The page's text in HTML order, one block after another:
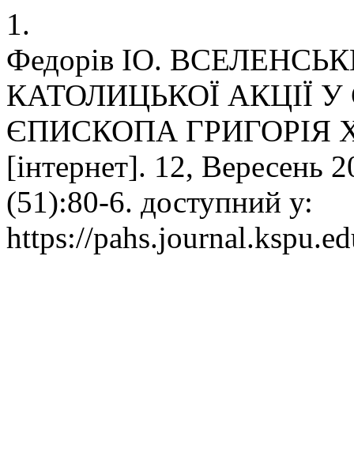
1.
Федорів ІО.
КАТОЛИЦЬКОЇ АКЦІЇ У
ЄПИСКОПА
[інтернет]. 12, Вересень
(51):80-6. доступний у:
https://